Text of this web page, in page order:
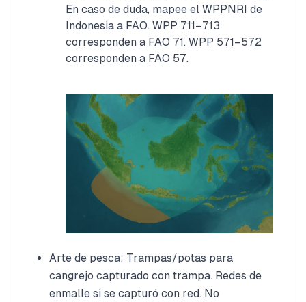
En caso de duda, mapee el WPPNRI de
Indonesia a FAO. WPP 711–713
corresponden a FAO 71. WPP 571–572
corresponden a FAO 57.
Arte de pesca: Trampas/potas para
cangrejo capturado con trampa. Redes de
enmalle si se capturó con red. No